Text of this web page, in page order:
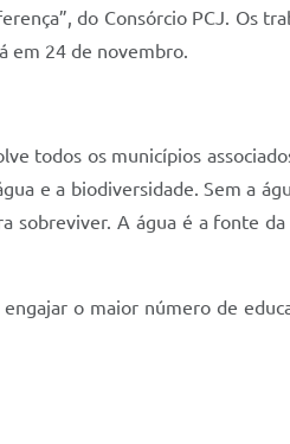
do Consórcio PCJ. Os
em 24 de novembro.
todos os municípios
e a biodiversidade. Sem a
sobreviver. A água é a fonte da
o maior número de